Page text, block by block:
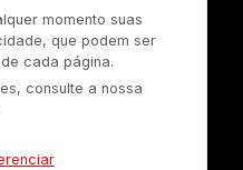
momento suas
que podem ser
cada página.
consulte a nossa